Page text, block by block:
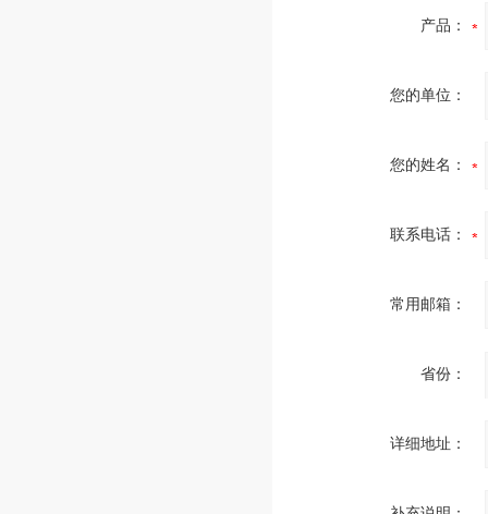
产品：
您的单位：
您的姓名：
联系电话：
常用邮箱：
省份：
详细地址：